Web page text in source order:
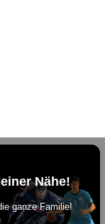
Nähe!
ganze Familie!